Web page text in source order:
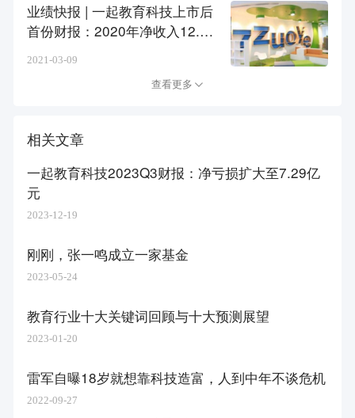
业绩快报 | 一起教育科技上市后
首份财报：2020年净收入12.9
2021-03-09
查看更多
相关文章
一起教育科技2023Q3财报：净亏损扩大至7.29亿
元
2023-12-19
刚刚，张一鸣成立一家基金
2023-05-24
教育行业十大关键词回顾与十大预测展望
2023-01-20
雷军自曝18岁就想靠科技造富，人到中年不谈危机
2022-09-27